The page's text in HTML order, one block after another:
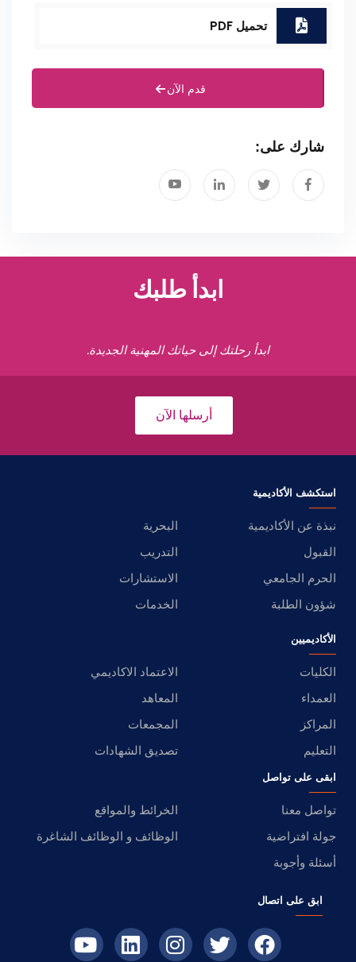
تحميل PDF
قدم الآن
شارك على:
ابدأ طلبك
ابدأ رحلتك إلى حياتك المهنية الجديدة.
أرسلها الآن
استكشف الأكاديمية
نبذة عن الأكاديمية
البحرية
القبول
التدريب
الحرم الجامعي
الاستشارات
شؤون الطلبة
الخدمات
الأكاديميين
الكليات
الاعتماد الاكاديمي
العمداء
المعاهد
المراكز
المجمعات
التعليم
تصديق الشهادات
ابقى على تواصل
تواصل معنا
الخرائط والمواقع
جولة افتراضية
الوظائف و الوظائف الشاغرة
أسئلة وأجوبة
ابق على اتصال